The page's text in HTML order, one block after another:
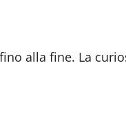
alla fine. La